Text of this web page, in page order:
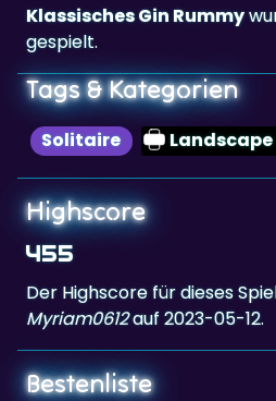
Klassisches Gin Rummy
gespielt.
Tags & Kategorien
Solitaire Landscape
Highscore
455
Der Highscore für dieses
Myriam0612auf 2023-05-12.
Bestenliste